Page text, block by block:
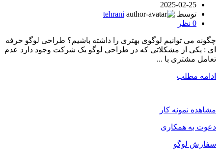
2025-02-25
توسط
tehrani
0 نظر
چگونه می توانیم لوگوی بهتری را داشته باشیم؟ طراحی لوگو حرفه
ای : یکی از مشکلاتی که در طراحی لوگو یک شرکت وجود دارد عدم
تعامل مشتری با ...
ادامه مطلب
مشاهده نمونه کار
دعوت به همکاری
سفارش لوگو